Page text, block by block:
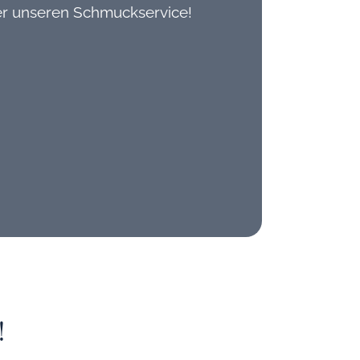
unseren Schmuckservice!